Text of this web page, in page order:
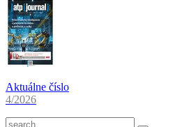
Aktuálne číslo
4/2026